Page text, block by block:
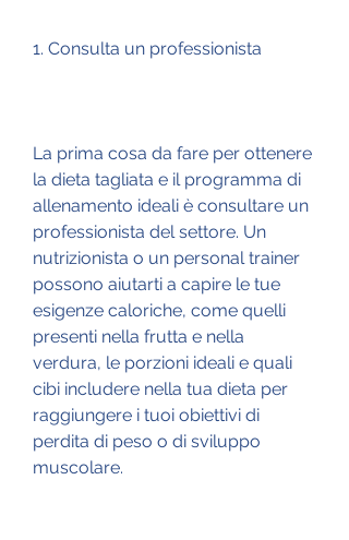
1. Consulta un professionista
La prima cosa da fare per ottenere
la dieta tagliata e il programma di
allenamento ideali è consultare un
professionista del settore. Un
nutrizionista o un personal trainer
possono aiutarti a capire le tue
esigenze caloriche, come quelli
presenti nella frutta e nella
verdura, le porzioni ideali e quali
cibi includere nella tua dieta per
raggiungere i tuoi obiettivi di
perdita di peso o di sviluppo
muscolare.